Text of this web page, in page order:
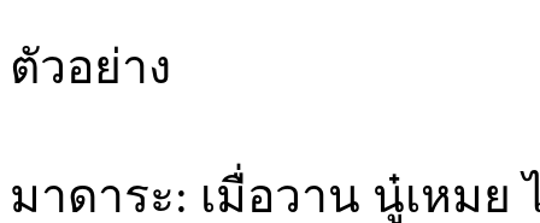
ตัวอย่าง
มาดาระ: เมื่อวาน นู๋เหมย